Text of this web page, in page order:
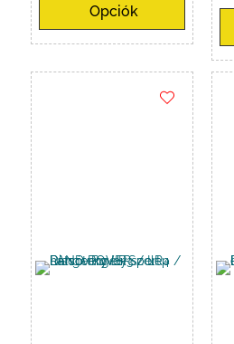
.500 Ft
-
.000 Ft
Opciók